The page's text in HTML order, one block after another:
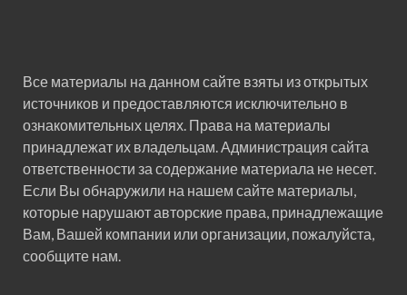
Все материалы на данном сайте взяты из открытых
источников и предоставляются исключительно в
ознакомительных целях. Права на материалы
принадлежат их владельцам. Администрация сайта
ответственности за содержание материала не несет.
Если Вы обнаружили на нашем сайте материалы,
которые нарушают авторские права, принадлежащие
Вам, Вашей компании или организации, пожалуйста,
сообщите нам.